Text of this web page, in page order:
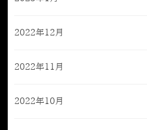
2022年12月
2022年11月
2022年10月